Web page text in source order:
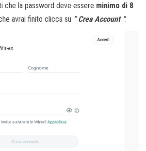
che la password deve essere minimo di 8
avrai finito clicca su ” Crea Account “.